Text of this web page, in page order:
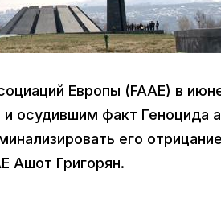
Европы (FAAE) в
осудившим факт Геноцида
его
Ашот Григорян.